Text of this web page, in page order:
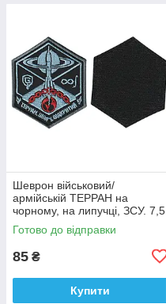
Шеврон військовий/
армійській ТЕРРАН на
чорному, на липучці, ЗСУ. 7,5
см * 9 см
Готово до відправки
85 ₴
Купити